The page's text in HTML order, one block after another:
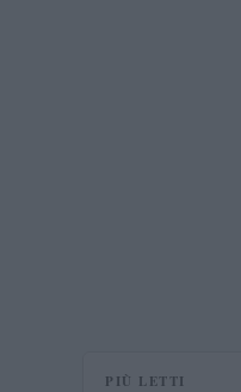
PIÙ LETTI